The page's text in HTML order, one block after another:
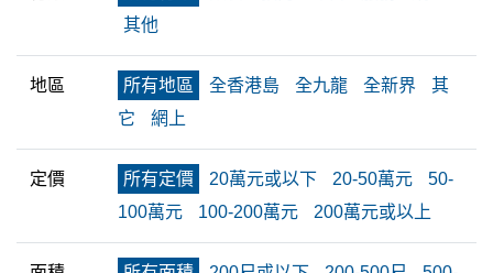
其他
地區 所有地區 全香港島 全九龍 全新界
其
它
網上
定價 所有定價 20萬元或以下 20-50萬元
50-
100萬元
100-200萬元 200萬元或以上